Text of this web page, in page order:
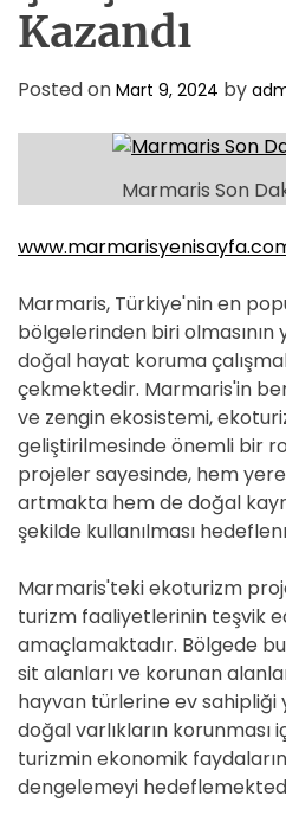
Kazandı
Posted on Mart 9, 2024 by
Marmaris Son
Marmaris, Türkiye'nin en
bölgelerinden biri olmasının
doğal hayat koruma
çekmektedir. Marmaris'in
ve zengin ekosistemi,
geliştirilmesinde önemli bir
projeler sayesinde, hem
artmakta hem de doğal
şekilde kullanılması
Marmaris'teki ekoturizm
turizm faaliyetlerinin teşvik
amaçlamaktadır. Bölgede
sit alanları ve korunan
hayvan türlerine ev sahipliği
doğal varlıkların korunması
turizmin ekonomik
dengelemeyi